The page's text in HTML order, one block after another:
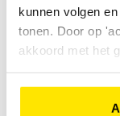
kunnen volgen
tonen. Door op
akkoord met het
Hoe lang